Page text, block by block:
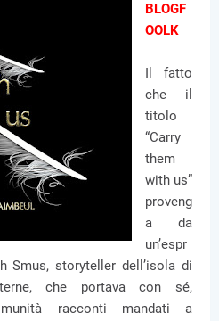
BLOGF
OOLK
Il fatto
che il
titolo
“Carry
them
with us”
proveng
a da
un’espr
Smus, storyteller dell’isola di
che portava con sé,
racconti mandati a